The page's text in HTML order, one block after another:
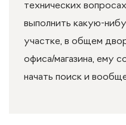
технических
выполнить какую-
участке, в общем
офиса/магазина, ему
начать поиск и